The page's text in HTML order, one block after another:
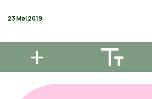
23 Mei 2019